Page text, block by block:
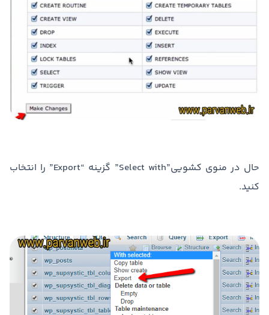
حال در منوی کشویی”Select with” گزینه “Export” را انتخاب
کنید.